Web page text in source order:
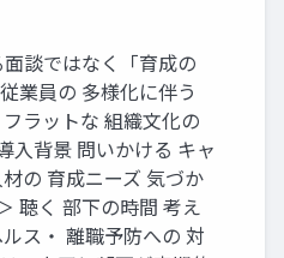
談ではなく「育成の
業員の 多様化に伴う
ラットな 組織文化の
入背景 問いかける キャ
の 育成ニーズ 気づか
聴く 部下の時間 考え
ス・ 離職予防への 対